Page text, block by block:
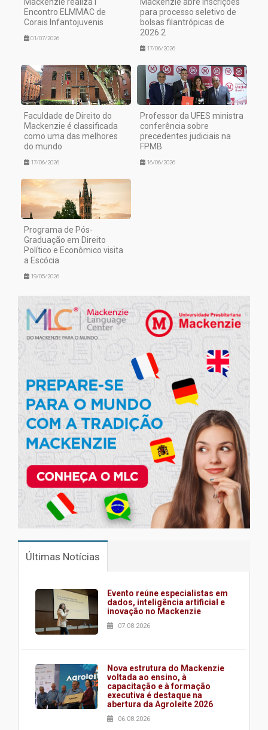
Mackenzie realiza I
Encontro ELMMAC de
Corais Infantojuvenis
01/07/2026
Mackenzie abre inscrições
para processo seletivo de
bolsas filantrópicas de
2026.2
17/06/2026
Faculdade de Direito do
Mackenzie é classificada
como uma das melhores
do mundo
17/06/2026
Professor da UFES ministra
conferência sobre
precedentes judiciais na
FPMB
16/06/2026
Programa de Pós-
Graduação em Direito
Político e Econômico visita
a Escócia
19/05/2026
Últimas Notícias
Evento reúne especialistas em
dados, inteligência artificial e
inovação no Mackenzie
07.08.2026
Nova estrutura do Mackenzie
voltada ao ensino, à
capacitação e à formação
executiva é destaque na
abertura da Agroleite 2026
06.08.2026